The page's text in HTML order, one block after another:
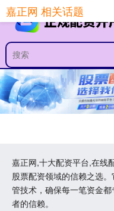
嘉正网,十大配资平台,在线
股票配资领域的信赖之选
管技术，确保每一笔资金
者的信赖。
嘉正网 相关话题